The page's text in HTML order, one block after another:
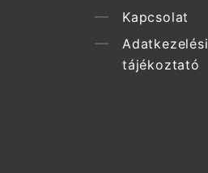
Kapcsolat
Adatkezelési
tájékoztató